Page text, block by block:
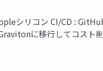
シリコン CI/CD :
に移行してコスト